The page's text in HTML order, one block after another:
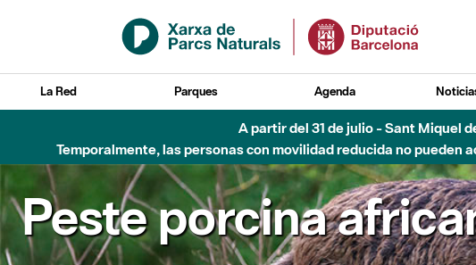
Saltar al contenido principal
La Red Parques Agenda
A partir del 31 de julio - Sant Miquel
Temporalmente, las personas con movilidad reducida no pueden
Peste porcina